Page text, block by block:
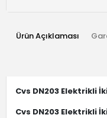
Ürün Açıklaması
Cvs DN203 Elektrikli
Cvs DN203 Elektrikli